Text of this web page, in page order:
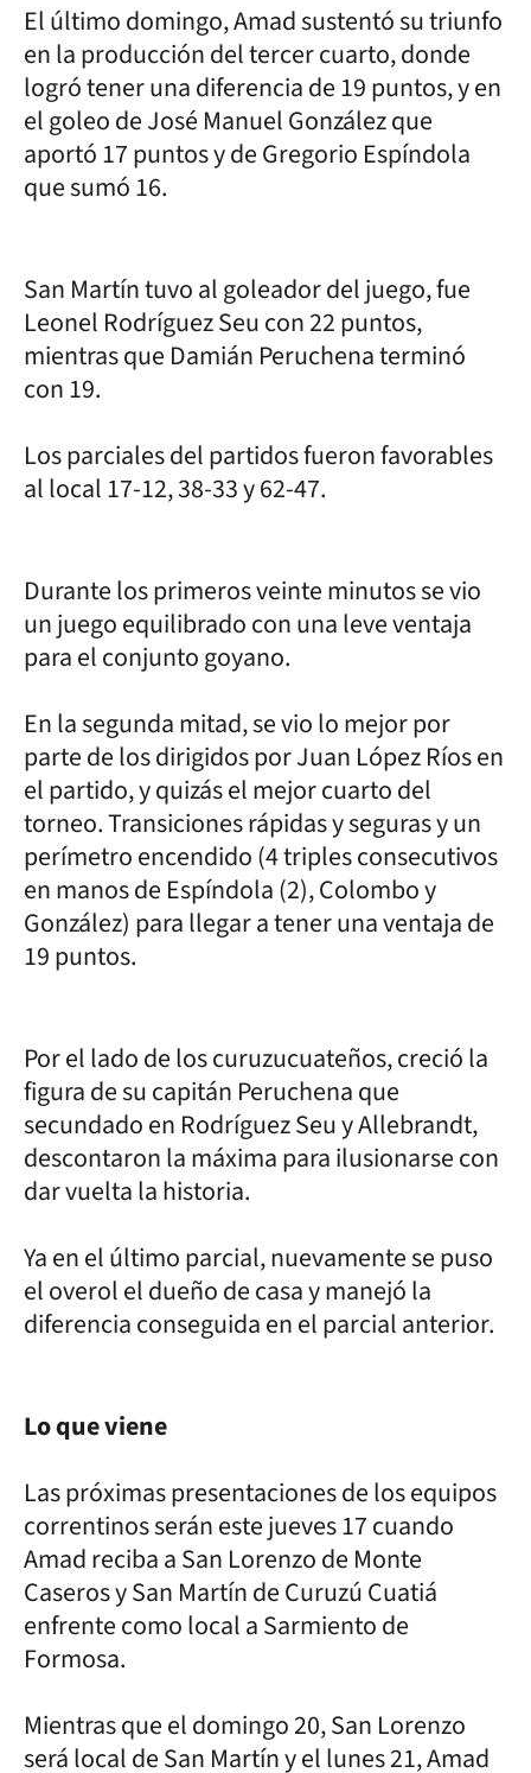
El último domingo, Amad sustentó su triunfo
en la producción del tercer cuarto, donde
logró tener una diferencia de 19 puntos, y en
el goleo de José Manuel González que
aportó 17 puntos y de Gregorio Espíndola
que sumó 16.
San Martín tuvo al goleador del juego, fue
Leonel Rodríguez Seu con 22 puntos,
mientras que Damián Peruchena terminó
con 19.
Los parciales del partidos fueron favorables
al local 17-12, 38-33 y 62-47.
Durante los primeros veinte minutos se vio
un juego equilibrado con una leve ventaja
para el conjunto goyano.
En la segunda mitad, se vio lo mejor por
parte de los dirigidos por Juan López Ríos en
el partido, y quizás el mejor cuarto del
torneo. Transiciones rápidas y seguras y un
perímetro encendido (4 triples consecutivos
en manos de Espíndola (2), Colombo y
González) para llegar a tener una ventaja de
19 puntos.
Por el lado de los curuzucuateños, creció la
figura de su capitán Peruchena que
secundado en Rodríguez Seu y Allebrandt,
descontaron la máxima para ilusionarse con
dar vuelta la historia.
Ya en el último parcial, nuevamente se puso
el overol el dueño de casa y manejó la
diferencia conseguida en el parcial anterior.
Lo que viene
Las próximas presentaciones de los equipos
correntinos serán este jueves 17 cuando
Amad reciba a San Lorenzo de Monte
Caseros y San Martín de Curuzú Cuatiá
enfrente como local a Sarmiento de
Formosa.
Mientras que el domingo 20, San Lorenzo
será local de San Martín y el lunes 21, Amad